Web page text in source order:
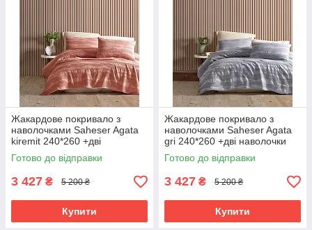
Жакардове покривало з
наволочками Saheser Agata
kiremit 240*260 +дві
наволочки 50×70см
Готово до відправки
3 427 ₴ 5 200 ₴
Купити
Жакардове покривало з
наволочками Saheser Agata
gri 240*260 +дві наволочки
50×70см
Готово до відправки
3 427 ₴ 5 200 ₴
Купити